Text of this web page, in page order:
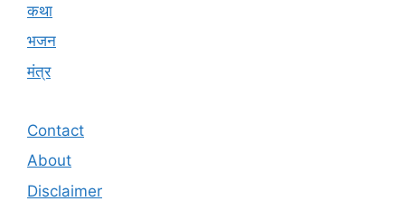
कथा
भजन
मंत्र
Contact
About
Disclaimer